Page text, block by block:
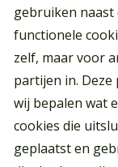
gebruiken naast
functionele
zelf, maar voor
partijen in.
wij bepalen wat
cookies die
geplaatst en